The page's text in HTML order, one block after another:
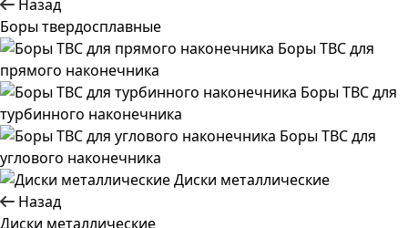
Назад
Боры твердосплавные
Боры ТВС для
прямого наконечника
Боры ТВС для
турбинного наконечника
Боры ТВС для
углового наконечника
Диски металлические
Назад
Диски металлические